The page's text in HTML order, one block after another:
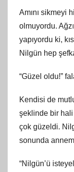
Amını sikmeyi
olmuyordu.
yapıyordu ki,
Nilgün hep
“Güzel oldu!”
Kendisi de
şeklinde bir
çok güzeldi.
sonunda
“Nilgün’ü